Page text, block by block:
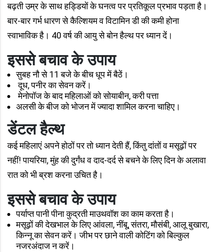
बढ़ती उम्र के साथ हड्डियों के घनत्व पर प्रतिकूल प्रभाव पड़ता है।
बार-बार गर्भ धारण से कैल्शियम व विटामिन डी की कमी होना
स्वाभाविक है। 40 वर्ष की आयु से बोन हैल्थ पर ध्यान दें।
इससे बचाव के उपाय
सुबह नौ से 11 बजे के बीच धूप में बैठें।
दूध, पनीर का सेवन करें।
मेनोपॉज के बाद महिलाओं को सोयाबीन, करी पत्ता
अलसी के बीज को भोजन में ज्यादा शामिल करना चाहिए।
डेंटल हैल्थ
कई महिलाएं अपने होठों पर तो ध्यान देती हैं, किंतु दांतों व मसूढ़ों पर
नहीं! पायरिया, मुंह की दुर्गंध व दाद-दर्द से बचने के लिए दिन के अलावा
रात को भी ब्रश करना उचित है।
इससे बचाव के उपाय
पर्याप्त पानी पीना कुद्रती माउथवॉश का काम करता है।
मसूढ़ों की देखभाल के लिए आंवला, नींबू, संतरा, मौसंबी, आलू बुखारा,
किन्नू का सेवन करें। जीभ पर छाने वाली कोटिंग को बिल्कुल
नजरअंदाज न करें।